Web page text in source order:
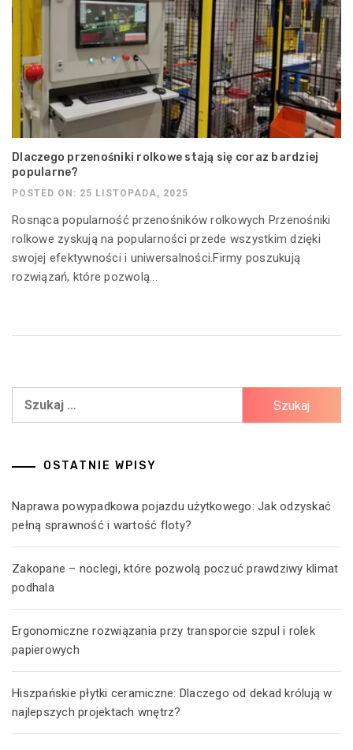
Dlaczego przenośniki rolkowe stają się coraz bardziej
popularne?
POSTED ON: 25 LISTOPADA, 2025
Rosnąca popularność przenośników rolkowych Przenośniki
rolkowe zyskują na popularności przede wszystkim dzięki
swojej efektywności i uniwersalności.Firmy poszukują
rozwiązań, które pozwolą...
Szukaj:
OSTATNIE WPISY
Naprawa powypadkowa pojazdu użytkowego: Jak odzyskać
pełną sprawność i wartość floty?
Zakopane – noclegi, które pozwolą poczuć prawdziwy klimat
podhala
Ergonomiczne rozwiązania przy transporcie szpul i rolek
papierowych
Hiszpańskie płytki ceramiczne: Dlaczego od dekad królują w
najlepszych projektach wnętrz?